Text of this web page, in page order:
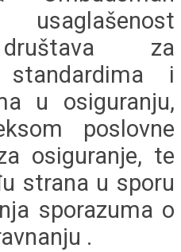
za
i
u osiguranju,
poslovne
osiguranje, te
strana u sporu
sporazuma o
.